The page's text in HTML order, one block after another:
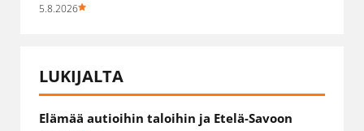
5.8.2026
LUKIJALTA
Elämää autioihin taloihin ja Etelä-Savoon